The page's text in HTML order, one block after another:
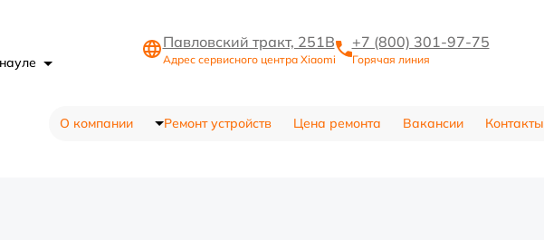
Павловский тракт, 251В
Адрес сервисного центра Xiaomi
+7 (800) 301-97-75
Горячая линия
О компании Ремонт устройств Цена ремонта Вакансии Контакты